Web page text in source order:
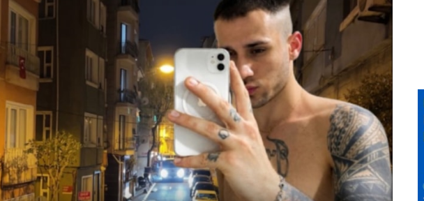
Beyoğlu'nda kendisinden bir süredir haber alınamayan Hüseyin
Beyazyıldız (30), ağabeyi Hasan Beyazyıldız’ın (37) yedek anahtarla girdiği
evde koltukta hareketsiz halde bulundu. Sağlık ekiplerinin yaptığı
kontrollerde hayatını kaybettiği belirlenen Beyazyıldız’ın kalbinden
vurulduğu tespit edildi. Evde ruhsatsız tabanca, boş kovan ve fişekler
bulunurken, Beyazyıldız’ın dizüstü bilgisayar kutusunun üzerinde bıraktığı
nottaki sıra dışı vasiyeti görenleri şaşkına çevirdi.